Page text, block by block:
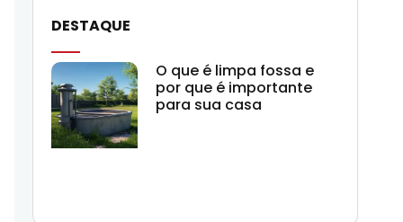
DESTAQUE
O que é limpa fossa e
por que é importante
para sua casa